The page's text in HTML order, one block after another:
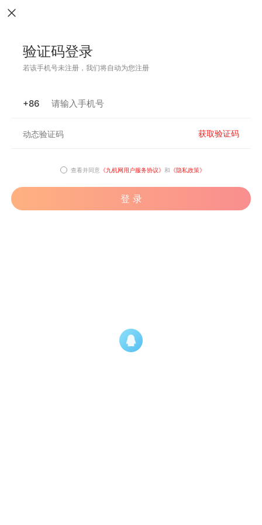
验证码登录
若该手机号未注册，我们将自动为您注册
+86
获取验证码
查看并同意 《九机网用户服务协议》 和 《隐私政策》
登 录